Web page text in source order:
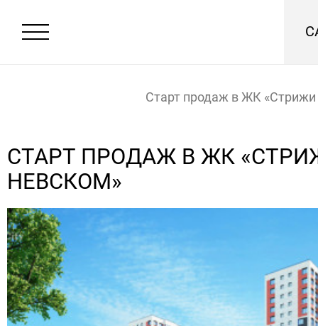
Старт продаж в ЖК «Стрижи
СТАРТ ПРОДАЖ В ЖК
НЕВСКОМ»